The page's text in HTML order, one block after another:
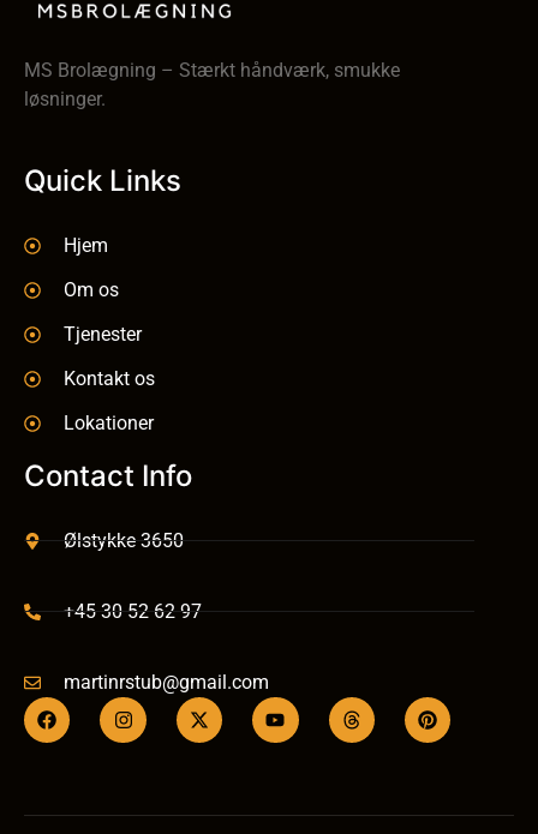
MS Brolægning – Stærkt håndværk, smukke
løsninger.
Quick Links
Hjem
Om os
Tjenester
Kontakt os
Lokationer
Contact Info
Ølstykke 3650
+45 30 52 62 97
martinrstub@gmail.com